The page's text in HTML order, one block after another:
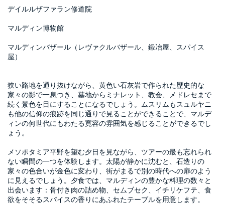
デイルルザファラン修道院
マルディン博物館
マルディンバザール（レヴァクルバザール、鍛冶屋、スパイス
屋）
狭い路地を通り抜けながら、黄色い石灰岩で作られた歴史的な
家々の影で一息つき、墓地からミナレット、教会、メドレセまで
続く景色を目にすることになるでしょう。ムスリムもスュルヤニ
も他の信仰の痕跡を同じ通りで見ることができることで、マルデ
ィンの何世代にもわたる寛容の雰囲気を感じることができるでし
ょう。
メソポタミア平野を望む夕日を見ながら、ツアーの最も忘れられ
ない瞬間の一つを体験します。太陽が静かに沈むと、石造りの
家々の色合いが金色に変わり、街がまるで別の時代への扉のよう
に見えるでしょう。夕食では、マルディンの豊かな料理の数々と
出会います：骨付き肉の詰め物、セムブセク、イチリケフテ、食
欲をそそるスパイスの香りにあふれたテーブルを用意します。